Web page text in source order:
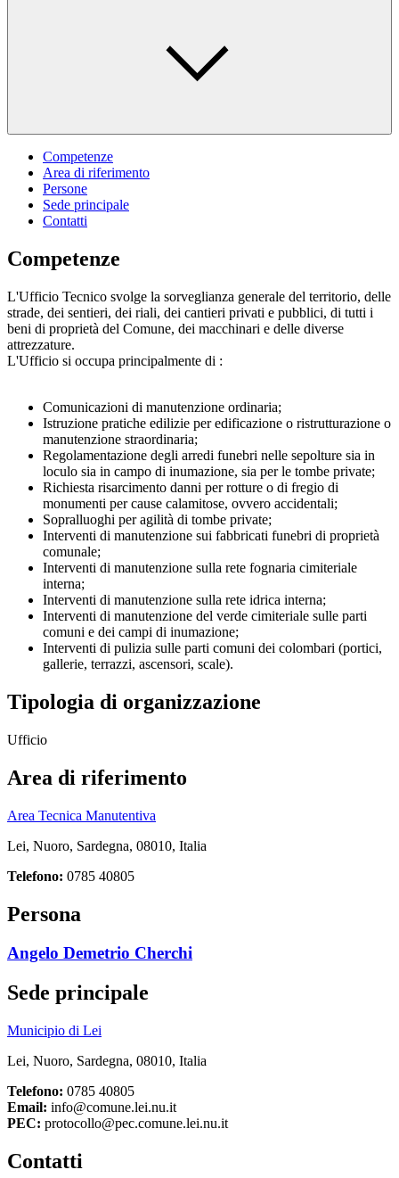
Competenze
Area di riferimento
Persone
Sede principale
Contatti
Competenze
L'Ufficio Tecnico svolge la sorveglianza generale del territorio, delle
strade, dei sentieri, dei riali, dei cantieri privati e pubblici, di tutti i
beni di proprietà del Comune, dei macchinari e delle diverse
attrezzature.
L'Ufficio si occupa principalmente di :
Comunicazioni di manutenzione ordinaria;
Istruzione pratiche edilizie per edificazione o ristrutturazione o
manutenzione straordinaria;
Regolamentazione degli arredi funebri nelle sepolture sia in
loculo sia in campo di inumazione, sia per le tombe private;
Richiesta risarcimento danni per rotture o di fregio di
monumenti per cause calamitose, ovvero accidentali;
Sopralluoghi per agilità di tombe private;
Interventi di manutenzione sui fabbricati funebri di proprietà
comunale;
Interventi di manutenzione sulla rete fognaria cimiteriale
interna;
Interventi di manutenzione sulla rete idrica interna;
Interventi di manutenzione del verde cimiteriale sulle parti
comuni e dei campi di inumazione;
Interventi di pulizia sulle parti comuni dei colombari (portici,
gallerie, terrazzi, ascensori, scale).
Tipologia di organizzazione
Ufficio
Area di riferimento
Area Tecnica Manutentiva
Lei, Nuoro, Sardegna, 08010, Italia
Telefono: 0785 40805
Persona
Angelo Demetrio Cherchi
Sede principale
Municipio di Lei
Lei, Nuoro, Sardegna, 08010, Italia
Telefono: 0785 40805
Email: info@comune.lei.nu.it
PEC: protocollo@pec.comune.lei.nu.it
Contatti